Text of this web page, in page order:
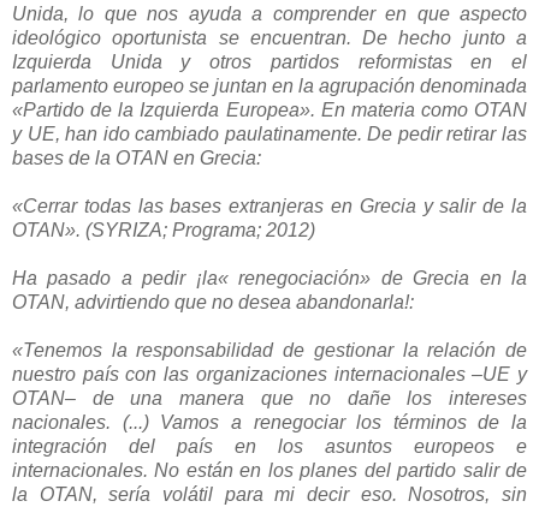
Unida, lo que nos ayuda a comprender en que aspecto
ideológico oportunista se encuentran. De hecho junto a
Izquierda Unida y otros partidos reformistas en el
parlamento europeo se juntan en la agrupación denominada
«Partido de la Izquierda Europea». En materia como OTAN
y UE, han ido cambiado paulatinamente. De pedir retirar las
bases de la OTAN en Grecia:
«Cerrar todas las bases extranjeras en Grecia y salir de la
OTAN». (SYRIZA; Programa; 2012)
Ha pasado a pedir ¡la« renegociación» de Grecia en la
OTAN, advirtiendo que no desea abandonarla!:
«Tenemos la responsabilidad de gestionar la relación de
nuestro país con las organizaciones internacionales –UE y
OTAN– de una manera que no dañe los intereses
nacionales. (...) Vamos a renegociar los términos de la
integración del país en los asuntos europeos e
internacionales. No están en los planes del partido salir de
la OTAN, sería volátil para mi decir eso. Nosotros, sin